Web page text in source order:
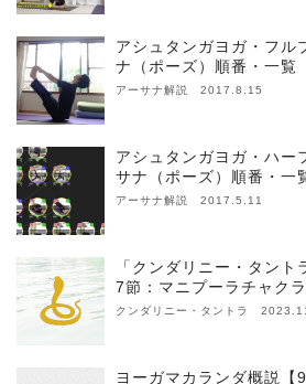
アシュタンガヨガ・フル
ナ（ポーズ）順番・一覧
アーサナ解説 2017.8.15
アシュタンガヨガ・ハー
サナ（ポーズ）順番・一
アーサナ解説 2017.5.11
「クンダリニー・タン
7節：マニプーラチャク
クンダリニー・タントラ
ヨーガマカランダ概説